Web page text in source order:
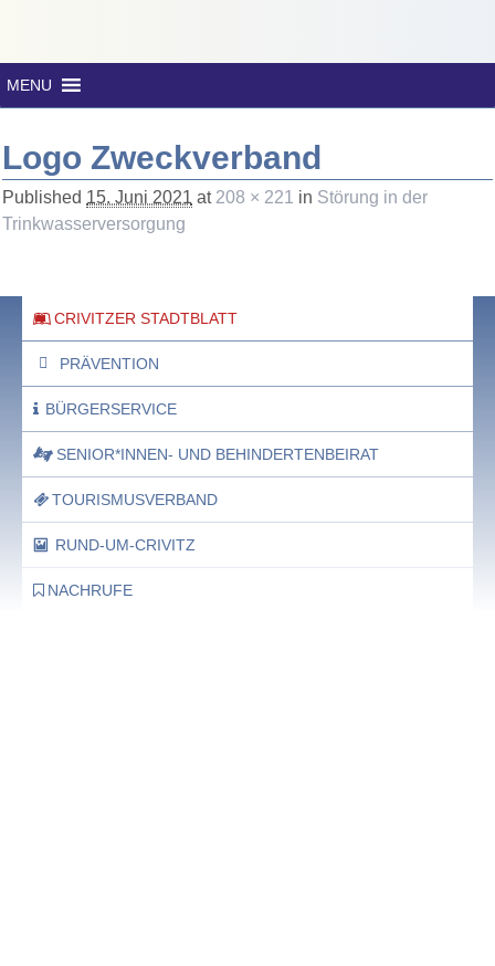
MENU
Logo Zweckverband
Published 15. Juni 2021 at 208 × 221 in Störung in der
Trinkwasserversorgung
CRIVITZER STADTBLATT
PRÄVENTION
BÜRGERSERVICE
SENIOR*INNEN- UND BEHINDERTENBEIRAT
TOURISMUSVERBAND
RUND-UM-CRIVITZ
NACHRUFE